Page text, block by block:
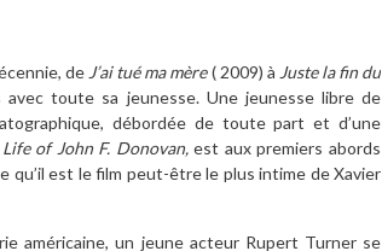
de J’ai tué ma mère( 2009) à Juste la fin du
toute sa jeunesse. Une jeunesse libre de
débordée de toute part et d’une
of John F. Donovan,est aux premiers abords
qu’il est le film peut-être le plus intime de Xavier
américaine, un jeune acteur Rupert Turner se